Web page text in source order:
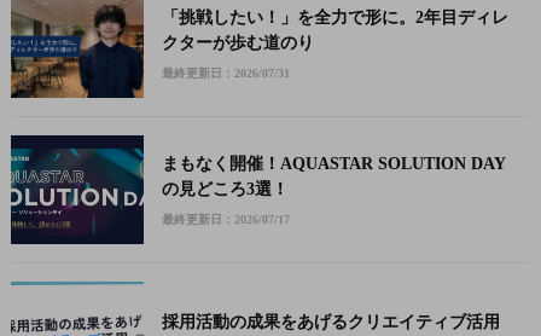
「挑戦したい！」を全力で形に。2年目ディレ
クターが歩む道のり
最終更新日：2026/07/31
まもなく開催！AQUASTAR SOLUTION DAY
の見どころ3選！
最終更新日：2026/07/17
採用活動の成果をあげるクリエイティブ活用